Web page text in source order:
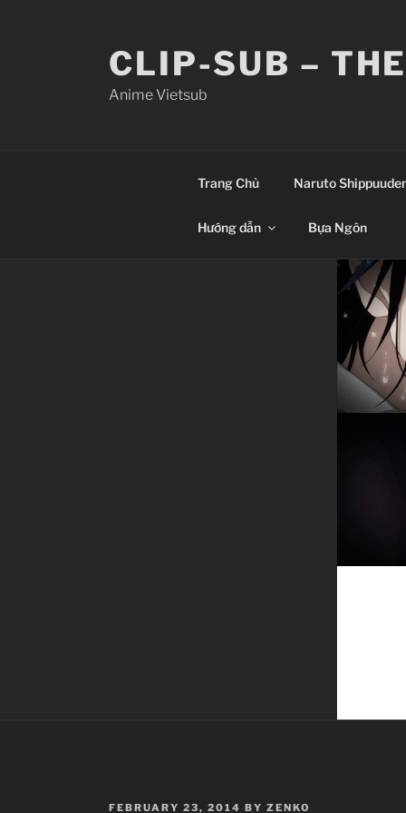
CLIP-SUB –
Anime Vietsub
Trang Chủ Naruto
Hướng dẫn Bựa Ngôn
POSTED
FEBRUARY 23, 2014 BY ZENKO